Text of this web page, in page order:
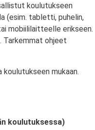
koulutukseen
(esim. tabletti, puhelin,
mobiililaitteelle erikseen.
Tarkemmat ohjeet
mukaan.
koulutuksessa)